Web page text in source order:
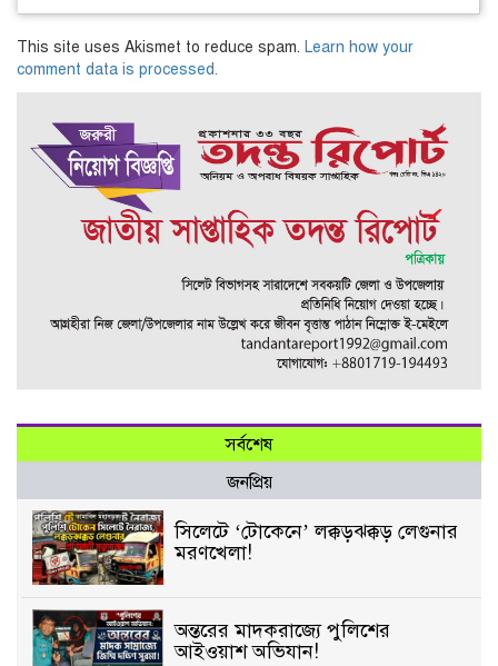
This site uses Akismet to reduce spam. Learn how your
comment data is processed.
সর্বশেষ
জনপ্রিয়
সিলেটে ‘টোকেনে’ লক্কড়ঝক্কড় লেগুনার
মরণখেলা!
অন্তরের মাদকরাজ্যে পুলিশের
আইওয়াশ অভিযান!